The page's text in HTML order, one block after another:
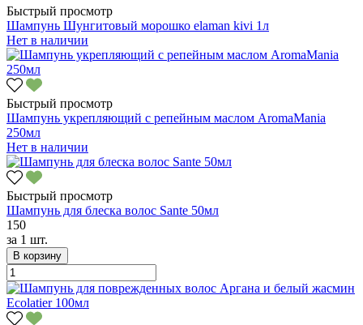
Быстрый просмотр
Шампунь Шунгитовый морошко elaman kivi 1л
Нет в наличии
Быстрый просмотр
Шампунь укрепляющий с репейным маслом AromaMania
250мл
Нет в наличии
Быстрый просмотр
Шампунь для блеска волос Sante 50мл
150
за 1 шт.
В корзину